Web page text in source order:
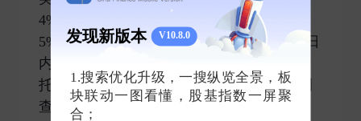
4%，纳斯达克中国金龙指数涨幅扩大至
5%。欧洲股市直线拉升，法国CAC40指数日
内大涨3%，德国DAX指数涨3.5%，欧洲斯
托克50指数涨2.8%。
#欧股直线拉升# 小调
查：你看好美股的后市走势吗？ ​
发现新版本 V10.8.0
1.搜索优化升级，一搜纵览全景，板
块联动一图看懂，股基指数一屏聚
合；